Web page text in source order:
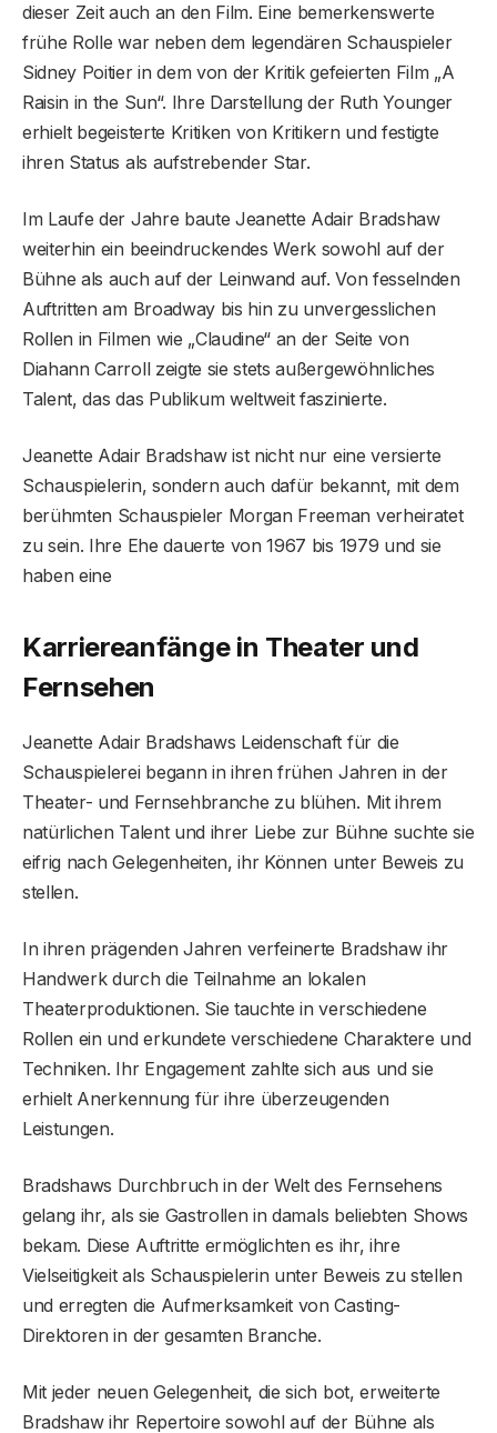
dieser Zeit auch an den Film. Eine bemerkenswerte
frühe Rolle war neben dem legendären Schauspieler
Sidney Poitier in dem von der Kritik gefeierten Film „A
Raisin in the Sun“. Ihre Darstellung der Ruth Younger
erhielt begeisterte Kritiken von Kritikern und festigte
ihren Status als aufstrebender Star.
Im Laufe der Jahre baute Jeanette Adair Bradshaw
weiterhin ein beeindruckendes Werk sowohl auf der
Bühne als auch auf der Leinwand auf. Von fesselnden
Auftritten am Broadway bis hin zu unvergesslichen
Rollen in Filmen wie „Claudine“ an der Seite von
Diahann Carroll zeigte sie stets außergewöhnliches
Talent, das das Publikum weltweit faszinierte.
Jeanette Adair Bradshaw ist nicht nur eine versierte
Schauspielerin, sondern auch dafür bekannt, mit dem
berühmten Schauspieler Morgan Freeman verheiratet
zu sein. Ihre Ehe dauerte von 1967 bis 1979 und sie
haben eine
Karriereanfänge in Theater und
Fernsehen
Jeanette Adair Bradshaws Leidenschaft für die
Schauspielerei begann in ihren frühen Jahren in der
Theater- und Fernsehbranche zu blühen. Mit ihrem
natürlichen Talent und ihrer Liebe zur Bühne suchte sie
eifrig nach Gelegenheiten, ihr Können unter Beweis zu
stellen.
In ihren prägenden Jahren verfeinerte Bradshaw ihr
Handwerk durch die Teilnahme an lokalen
Theaterproduktionen. Sie tauchte in verschiedene
Rollen ein und erkundete verschiedene Charaktere und
Techniken. Ihr Engagement zahlte sich aus und sie
erhielt Anerkennung für ihre überzeugenden
Leistungen.
Bradshaws Durchbruch in der Welt des Fernsehens
gelang ihr, als sie Gastrollen in damals beliebten Shows
bekam. Diese Auftritte ermöglichten es ihr, ihre
Vielseitigkeit als Schauspielerin unter Beweis zu stellen
und erregten die Aufmerksamkeit von Casting-
Direktoren in der gesamten Branche.
Mit jeder neuen Gelegenheit, die sich bot, erweiterte
Bradshaw ihr Repertoire sowohl auf der Bühne als